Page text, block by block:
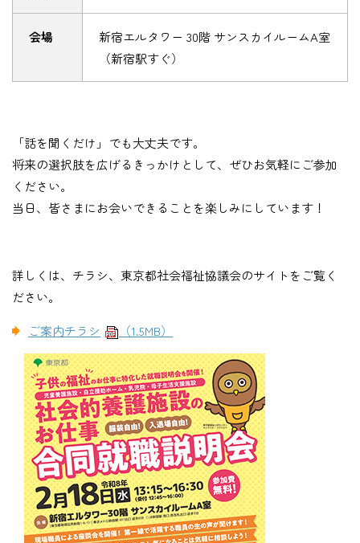
会場
新宿エルタワー 30階 サンスカイルームA室
（新宿駅すぐ）
「話を聞くだけ」でも大丈夫です。
将来の選択肢を広げるきっかけとして、ぜひお気軽にご参加
ください。
当日、皆さまにお会いできることを楽しみにしています！
詳しくは、チラシ、東京都社会福祉協議会のサイトをご覧く
ださい。
ご案内チラシ
（1.5MB）